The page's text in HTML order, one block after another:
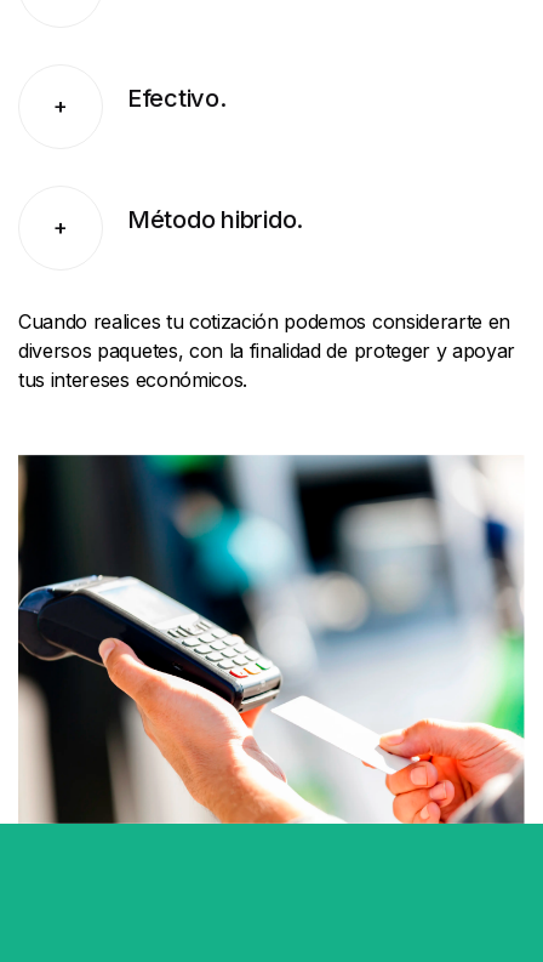
+ Efectivo.
+ Método hibrido.
Cuando realices tu cotización podemos considerarte en
diversos paquetes, con la finalidad de proteger y apoyar
tus intereses económicos.